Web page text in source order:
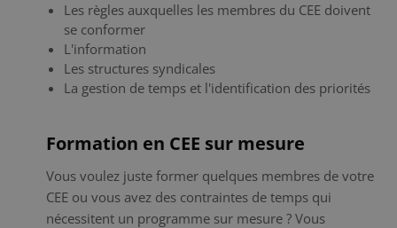
Les règles auxquelles les membres du CEE doivent
se conformer
L'information
Les structures syndicales
La gestion de temps et l'identification des priorités
Formation en CEE sur mesure
Vous voulez juste former quelques membres de votre
CEE ou vous avez des contraintes de temps qui
nécessitent un programme sur mesure ? Vous